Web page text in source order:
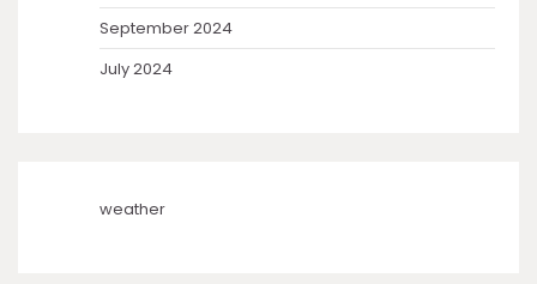
September 2024
July 2024
weather